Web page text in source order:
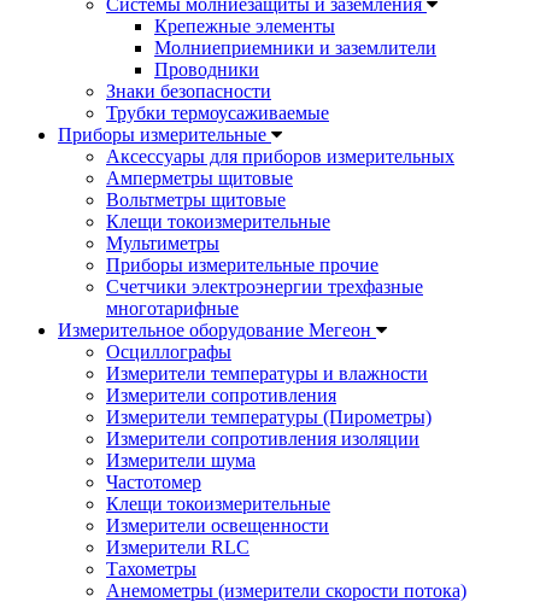
Системы молниезащиты и заземления
Крепежные элементы
Молниеприемники и заземлители
Проводники
Знаки безопасности
Трубки термоусаживаемые
Приборы измерительные
Аксессуары для приборов измерительных
Амперметры щитовые
Вольтметры щитовые
Клещи токоизмерительные
Мультиметры
Приборы измерительные прочие
Счетчики электроэнергии трехфазные
многотарифные
Измерительное оборудование Мегеон
Осциллографы
Измерители температуры и влажности
Измерители сопротивления
Измерители температуры (Пирометры)
Измерители сопротивления изоляции
Измерители шума
Частотомер
Клещи токоизмерительные
Измерители освещенности
Измерители RLC
Тахометры
Анемометры (измерители скорости потока)